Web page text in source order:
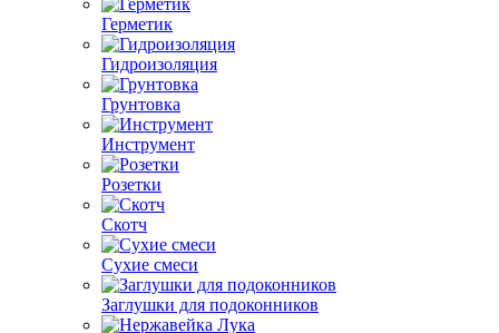
Герметик
Гидроизоляция
Грунтовка
Инструмент
Розетки
Скотч
Сухие смеси
Заглушки для подоконников